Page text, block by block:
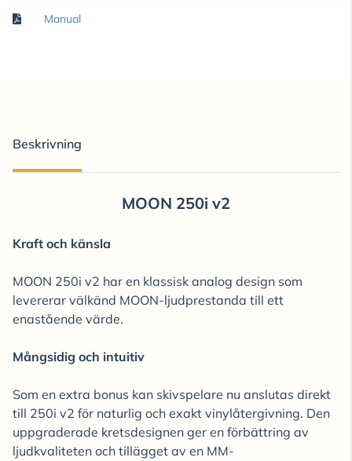
Manual
Beskrivning
MOON 250i v2
Kraft och känsla
MOON 250i v2 har en klassisk analog design som
levererar välkänd MOON-ljudprestanda till ett
enastående värde.
Mångsidig och intuitiv
Som en extra bonus kan skivspelare nu anslutas direkt
till 250i v2 för naturlig och exakt vinylåtergivning. Den
uppgraderade kretsdesignen ger en förbättring av
ljudkvaliteten och tillägget av en MM-